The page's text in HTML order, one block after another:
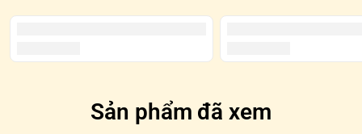
Sản phẩm đã xem